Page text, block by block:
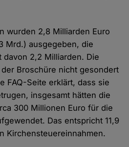
wurden 2,8 Milliarden Euro
Mrd.) ausgegeben, die
davon 2,2 Milliarden. Die
Broschüre nicht gesondert
FAQ-Seite erklärt, dass sie
insgesamt hätten die
300 Millionen Euro für die
Das entspricht 11,9
Kirchensteuereinnahmen.